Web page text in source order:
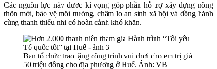
Các nguồn lực này được kì vọng góp phần hỗ trợ xây dựng nông
thôn mới, bảo vệ môi trường, chăm lo an sinh xã hội và đồng hành
cùng thanh thiếu nhi có hoàn cảnh khó khăn.
Ban tổ chức trao tặng công trình vui chơi cho em trị giá
50 triệu đồng cho địa phương ở Huế. Ảnh: VB